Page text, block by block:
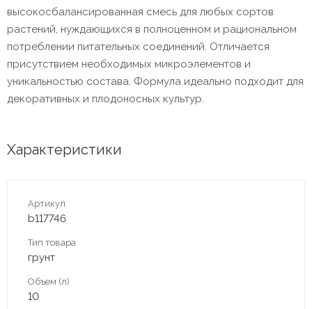
высокосбалансированная смесь для любых сортов
растений, нуждающихся в полноценном и рациональном
потреблении питательных соединений. Отличается
присутствием необходимых микроэлементов и
уникальностью состава. Формула идеально подходит для
декоративных и плодоносных культур.
Характеристики
Артикул
b117746
Тип товара
грунт
Объем (л)
10